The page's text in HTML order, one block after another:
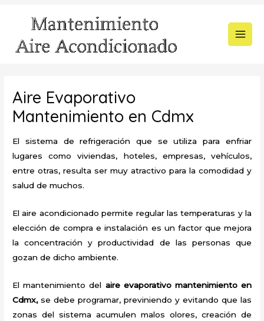
contenido
Aire Evaporativo
Mantenimiento en Cdmx
El sistema de refrigeración que se utiliza para enfriar
lugares como viviendas, hoteles, empresas, vehículos,
entre otras, resulta ser muy atractivo para la comodidad y
salud de muchos.
El aire acondicionado permite regular las temperaturas y la
elección de compra e instalación es un factor que mejora
la concentración y productividad de las personas que
gozan de dicho ambiente.
El mantenimiento del aire evaporativo mantenimiento en
Cdmx,se debe programar, previniendo y evitando que las
zonas del sistema acumulen malos olores, creación de